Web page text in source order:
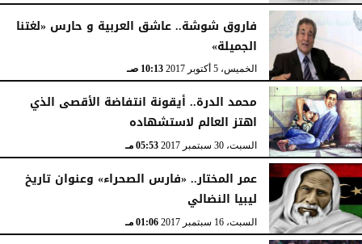
فاروق شوشة.. عاشق العربية و حارس «لغتنا
الجميلة»
الخميس، 5 أكتوبر 2017 10:13 صـ
محمد الدرة.. أيقونة انتفاضة الأقصى الذي
اهتز العالم لاستشهاده
السبت، 30 سبتمبر 2017 05:53 مـ
عمر المختار.. «فارس الصحراء» وعنوان تاريخ
ليبيا النضالي
السبت، 16 سبتمبر 2017 01:06 مـ